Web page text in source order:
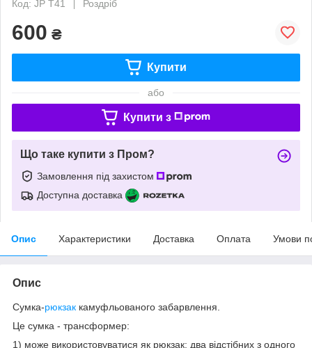
Код: JP T41
Роздріб
600 ₴
Купити
або
Купити з
Що таке купити з Пром?
Замовлення під захистом
Доступна доставка
Опис Характеристики Доставка Оплата Умови
Опис
Сумка-рюкзак камуфльованого забарвлення.
Це сумка - трансформер:
1) може використовуватися як рюкзак: два відстібних з одного